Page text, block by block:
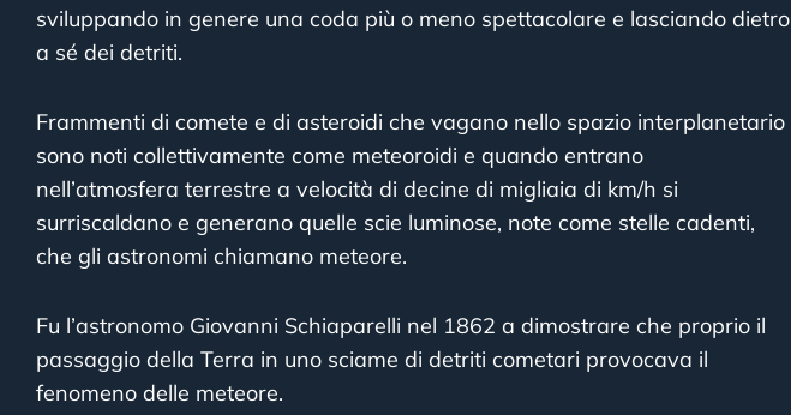
sviluppando in genere una coda più o meno spettacolare e lasciando dietro
a sé dei detriti.
Frammenti di comete e di asteroidi che vagano nello spazio interplanetario
sono noti collettivamente come meteoroidi e quando entrano
nell’atmosfera terrestre a velocità di decine di migliaia di km/h si
surriscaldano e generano quelle scie luminose, note come stelle cadenti,
che gli astronomi chiamano meteore.
Fu l’astronomo Giovanni Schiaparelli nel 1862 a dimostrare che proprio il
passaggio della Terra in uno sciame di detriti cometari provocava il
fenomeno delle meteore.